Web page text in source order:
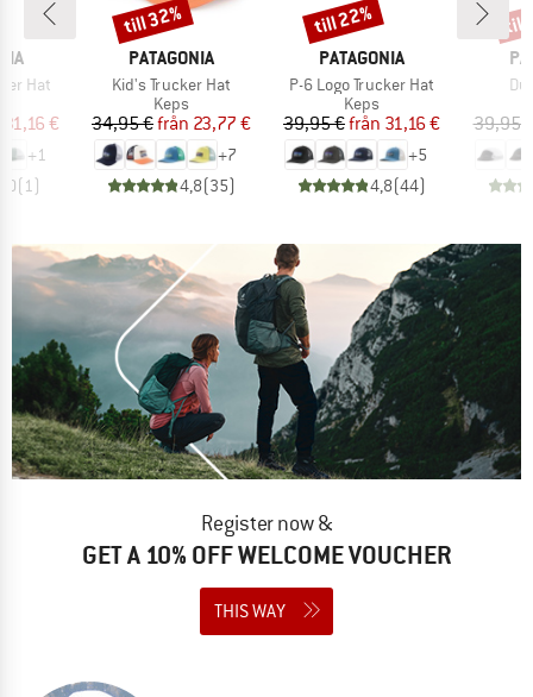
Hat
pris
31,16 €
+1
(1)
VARUMÄRKE
PATAGONIA
Produkter
Kid's Trucker Hat
Produktgrupp
Keps
Pris
34,95 € Reducerat pris
från 23,77 €
+7
4,8(35)
Rabatt
till 32%
VARUMÄRKE
PATAGONIA
Produkter
P-6 Logo Trucker Hat
Produktgrupp
Keps
Pris
39,95 € Reducerat pris
från 31,16 €
+5
4,8(44)
Rabatt
till 22%
39,95
till
Register now &
GET A 10% OFF WELCOME VOUCHER
THIS WAY